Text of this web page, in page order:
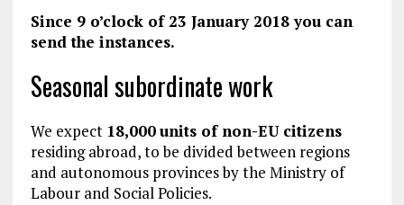
Since 9 o’clock of 23 January 2018you can
send the instances.
Seasonal subordinate work
​We expect 18,000units of non-EU citizens
residing abroad, to be divided between regions
and autonomous provinces by the Ministry of
Labour and Social Policies.